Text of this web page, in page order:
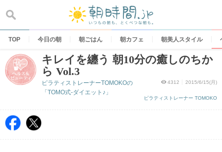
content
TOP 今日の朝 朝ごはん 朝カフェ 朝美人スタイル
キレイを纏う 朝10分の癒しのちか
ら Vol.3
4312 2015/6/15(月)
ピラティストレーナー TOMOKO
ピラティストレーナーTOMOKOの
「TOMO式-ダイエット♪」